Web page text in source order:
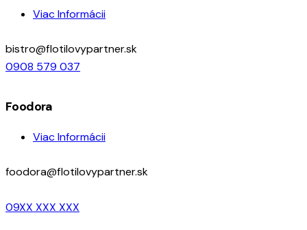
Viac Informácii
bistro@flotilovypartner.sk
0908 579 037
Foodora
Viac Informácii
foodora@flotilovypartner.sk
09XX XXX XXX